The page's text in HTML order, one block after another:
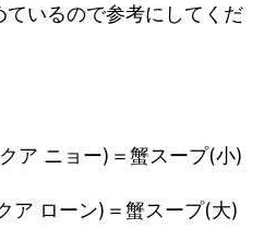
いるので参考にしてくだ
ア ニョー)＝蟹スープ(小)
ア ローン)＝蟹スープ(大)